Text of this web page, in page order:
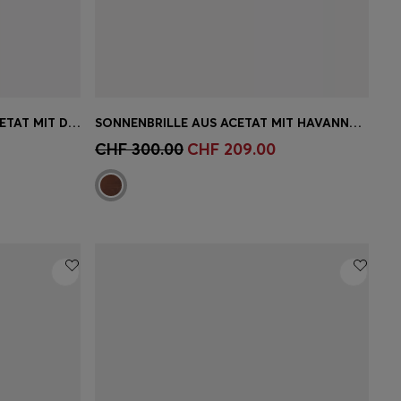
SONNENBRILLE AUS BEIGEM ACETAT MIT DOUBLE-B-MONOGRAMM
Schnelleinkauf (Wähle deine
Grösse)
SONNENBRILLE AUS ACETAT MIT HAVANNA-MUSTER UND DOUBLE-B-MONOGRAMM
CHF 300.00 CHF 209.00